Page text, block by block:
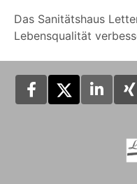
Das Sanitätshaus
Lebensqualität